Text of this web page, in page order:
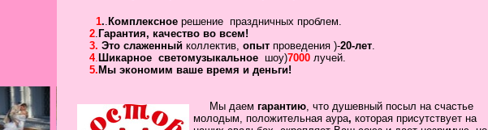
1.. Комплексное решение праздничных проблем.
2. Гарантия, качество во всем!
3. Это слаженный коллектив, опыт проведения )-20-лет.
4. Шикарное светомузыкальное шоу)7000 лучей.
5. Мы экономим ваше время и деньги!
Мы даем гарантию, что душевный посыл на счастье
молодым, положительная аура, которая присутствует на